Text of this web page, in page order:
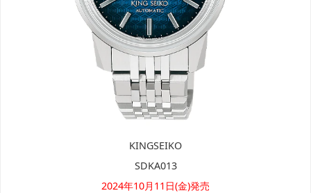
KINGSEIKO
SDKA013
2024年10月11日(金)発売